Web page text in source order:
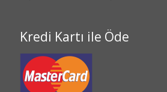
Kredi Kartı ile Öde